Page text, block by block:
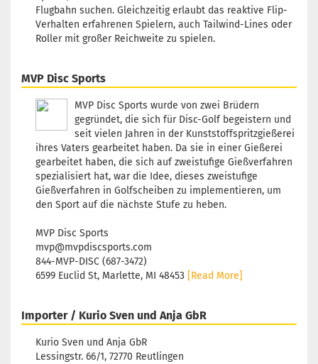
3
Flugbahn suchen. Gleichzeitig erlaubt das reaktive Flip-
Verhalten erfahrenen Spielern, auch Tailwind-Lines oder
Roller mit großer Reichweite zu spielen.
MVP Disc Sports
MVP Disc Sports wurde von zwei Brüdern
gegründet, die sich für Disc-Golf begeistern und
seit vielen Jahren in der Kunststoffspritzgießerei
ihres Vaters gearbeitet haben. Da sie in einer Gießerei
gearbeitet haben, die sich auf zweistufige Gießverfahren
spezialisiert hat, war die Idee, dieses zweistufige
Gießverfahren in Golfscheiben zu implementieren, um
den Sport auf die nächste Stufe zu heben.
MVP Disc Sports
mvp@mvpdiscsports.com
844-MVP-DISC (687-3472)
6599 Euclid St, Marlette, MI 48453 [Read More]
Importer / Kurio Sven und Anja GbR
Kurio Sven und Anja GbR
Lessingstr. 66/1, 72770 Reutlingen